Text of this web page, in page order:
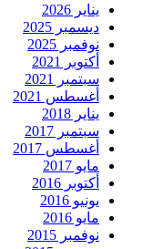
يناير 2026
ديسمبر 2025
نوفمبر 2025
أكتوبر 2021
سبتمبر 2021
أغسطس 2021
يناير 2018
سبتمبر 2017
أغسطس 2017
مايو 2017
أكتوبر 2016
يونيو 2016
مايو 2016
نوفمبر 2015